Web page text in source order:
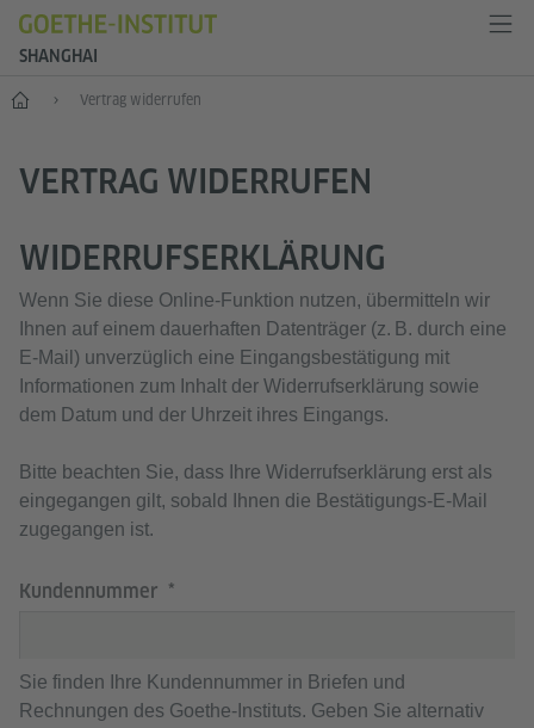
SHANGHAI
Start Vertrag widerrufen
VERTRAG WIDERRUFEN
WIDERRUFSERKLÄRUNG
Wenn Sie diese Online‑Funktion nutzen, übermitteln wir
Ihnen auf einem dauerhaften Datenträger (z. B. durch eine
E‑Mail) unverzüglich eine Eingangsbestätigung mit
Informationen zum Inhalt der Widerrufserklärung sowie
dem Datum und der Uhrzeit ihres Eingangs.
Bitte beachten Sie, dass Ihre Widerrufserklärung erst als
eingegangen gilt, sobald Ihnen die Bestätigungs‑E‑Mail
zugegangen ist.
Kundennummer
Sie finden Ihre Kundennummer in Briefen und
Rechnungen des Goethe-Instituts. Geben Sie alternativ